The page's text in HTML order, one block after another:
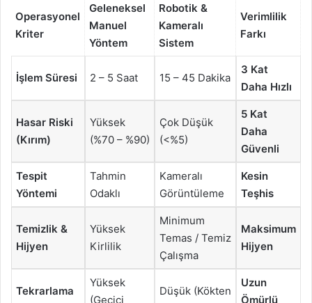
Operasyonel
Kriter
Geleneksel
Manuel
Yöntem
Robotik &
Kameralı
Sistem
Verimlilik
Farkı
İşlem Süresi 2 – 5 Saat 15 – 45 Dakika
3 Kat
Daha Hızlı
Hasar Riski
(Kırım)
Yüksek
(%70 – %90)
Çok Düşük
(<%5)
5 Kat
Daha
Güvenli
Tespit
Yöntemi
Tahmin
Odaklı
Kameralı
Görüntüleme
Kesin
Teşhis
Temizlik &
Hijyen
Yüksek
Kirlilik
Minimum
Temas / Temiz
Çalışma
Maksimum
Hijyen
Tekrarlama
Yüksek
(Geçici
Düşük (Kökten
Uzun
Ömürlü